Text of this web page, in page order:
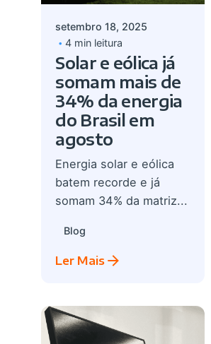
setembro 18, 2025
4 min leitura
Solar e eólica já
somam mais de
34% da energia
do Brasil em
agosto
Energia solar e eólica
batem recorde e já
somam 34% da matriz...
Blog
Ler Mais